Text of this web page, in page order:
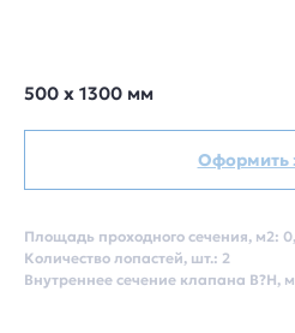
500 х 1300 мм
Оформить
Площадь проходного сечения, м2:
Количество лопастей, шт.: 2
Внутреннее сечение клапана B?H,